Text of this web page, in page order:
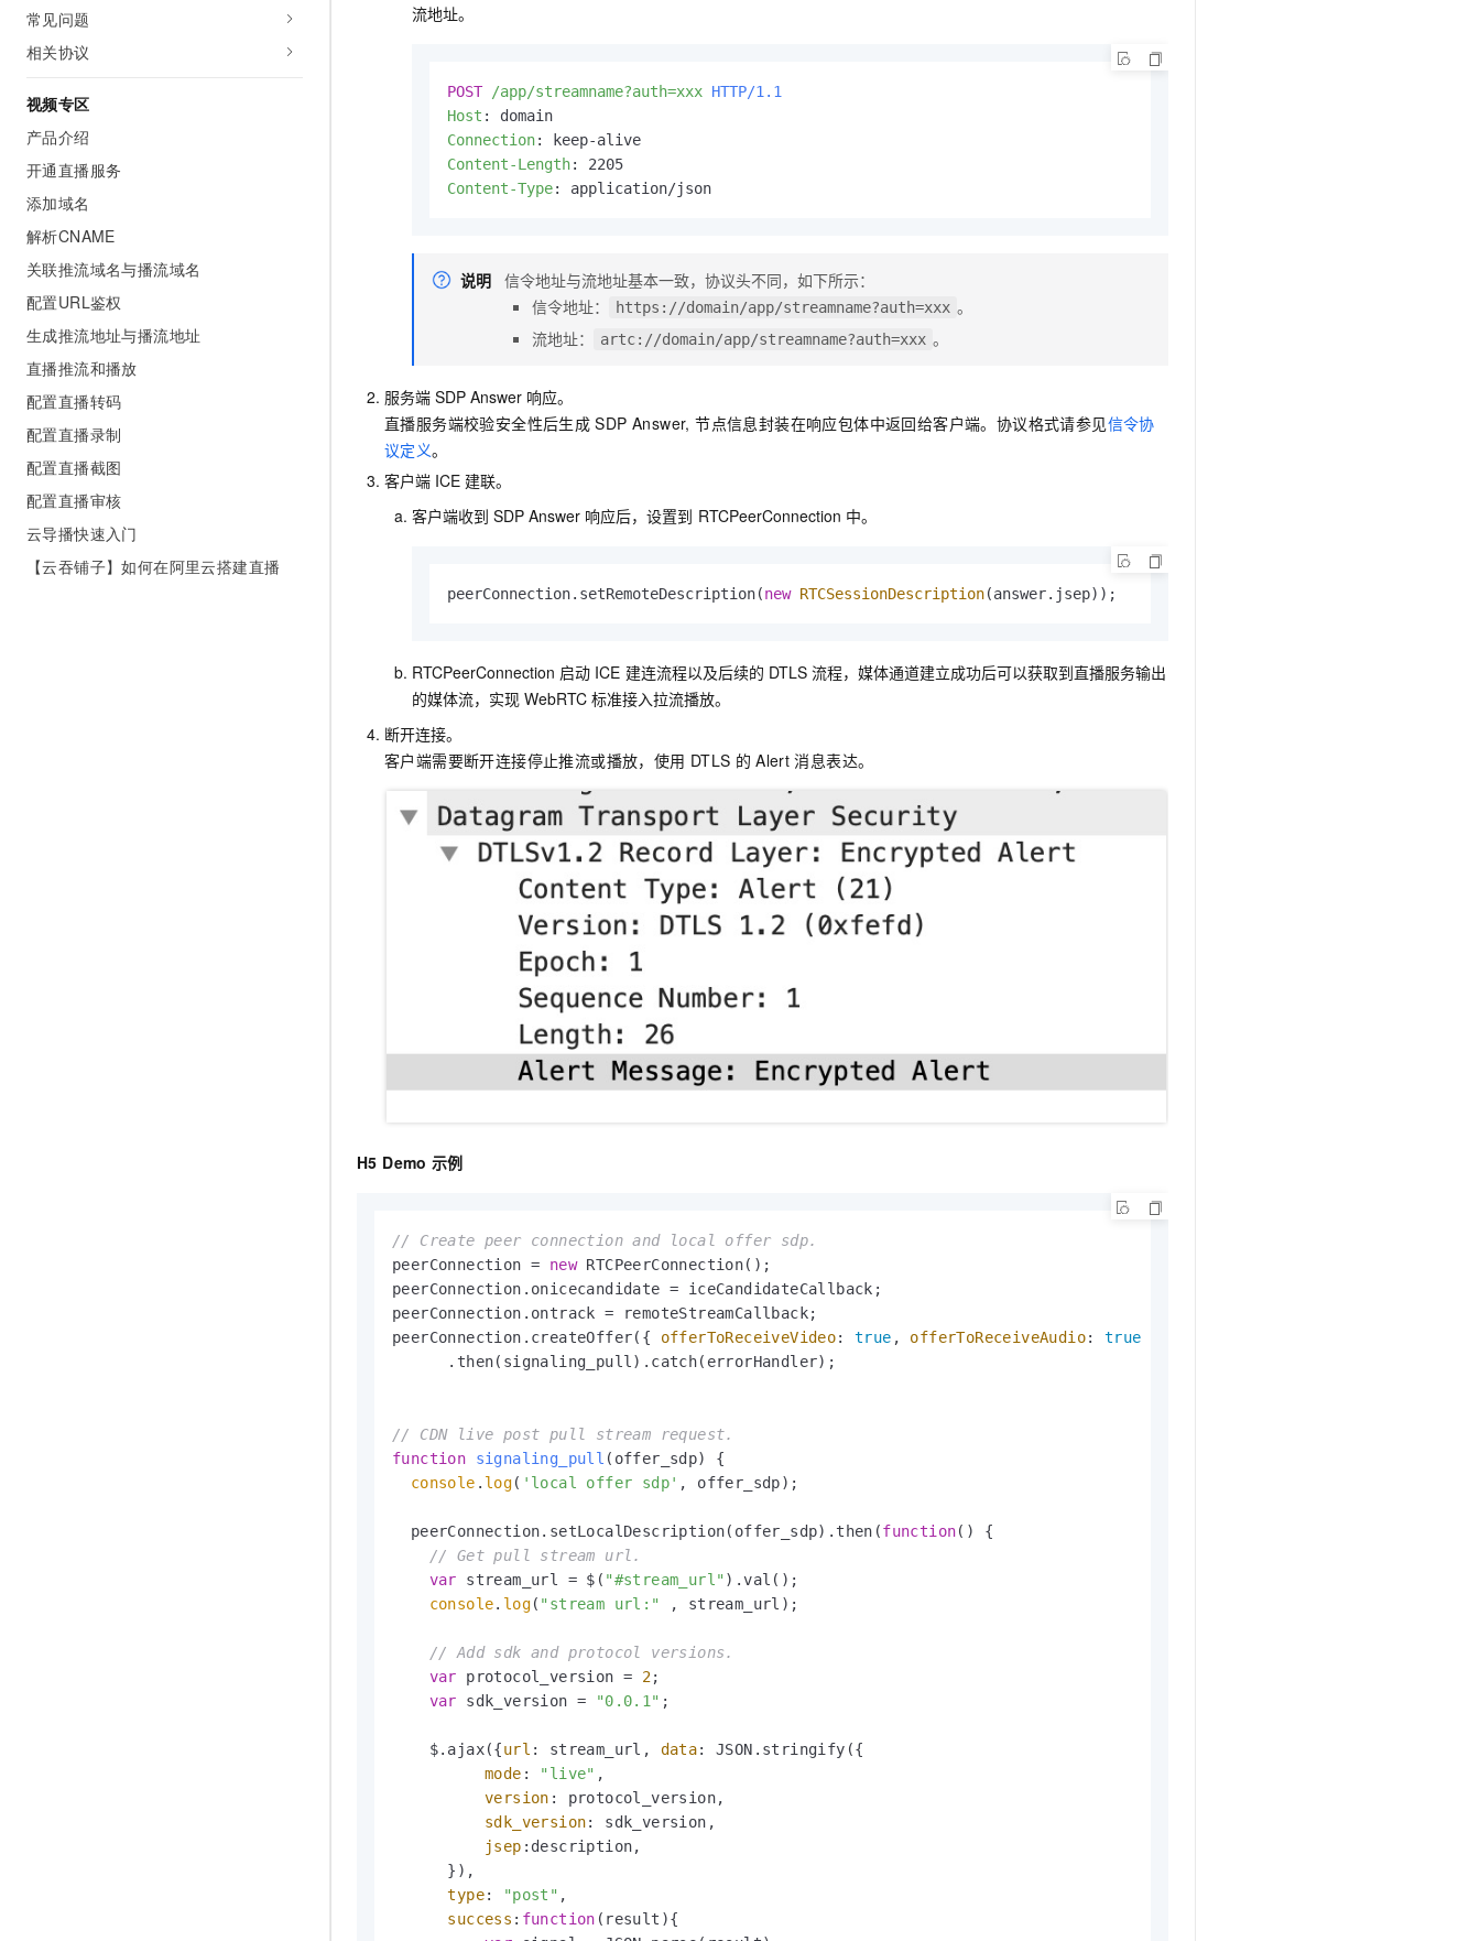
常见问题
相关协议
视频专区
产品介绍
开通直播服务
添加域名
解析CNAME
关联推流域名与播流域名
配置URL鉴权
生成推流地址与播流地址
直播推流和播放
配置直播转码
配置直播录制
配置直播截图
配置直播审核
云导播快速入门
【云吞铺子】如何在阿里云搭建直播
流地址。
POST /app/streamname?auth=xxx HTTP/1.1
Host :
Connection:
Content-Length:
Content-Type: application/json
说明 信令地址与流地址基本一致，协议头不同，如下所示：
信令地址：
https://domain/app/streamname?auth=xxx 。
流地址：
artc://domain/app/streamname?auth=xxx 。
服务端 SDP Answer 响应。
直播服务端校验安全性后生成 SDP Answer, 节点信息封装在响应包体中返回给客户端。协议格式请参见信令协
议定义。
客户端 ICE 建联。
客户端收到 SDP Answer 响应后，设置到 RTCPeerConnection 中。
peerConnection.setRemoteDescription(new RTCSessionDescription(answer.jsep));
RTCPeerConnection 启动 ICE 建连流程以及后续的 DTLS 流程，媒体通道建立成功后可以获取到直播服务输出
的媒体流，实现 WebRTC 标准接入拉流播放。
断开连接。
客户端需要断开连接停止推流或播放，使用 DTLS 的 Alert 消息表达。
H5 Demo 示例
// Create peer connection and local offer sdp.
peerConnection = new RTCPeerConnection();
peerConnection.onicecandidate = iceCandidateCallback;
peerConnection.ontrack = remoteStreamCallback;
peerConnection.createOffer({ offerToReceiveVideo: true , offerToReceiveAudio: true
      .then(signaling_pull).catch(errorHandler);
// CDN live post pull stream request.
function
signaling_pull ( offer_sdp) {
console . log( 'local offer sdp' , offer_sdp);
  peerConnection.setLocalDescription(offer_sdp).then(
function( ) {
// Get pull stream url.
var stream_url = $( "#stream_url" ).val();
console. log( "stream url:" , stream_url);
// Add sdk and protocol versions.
var protocol_version = 2;
var sdk_version = "0.0.1" ;
    $.ajax({
url : stream_url, data: JSON.stringify({
mode : "live" ,
version : protocol_version,
sdk_version: sdk_version,
jsep :description,
      }),
type: "post" ,
success : function ( result ){